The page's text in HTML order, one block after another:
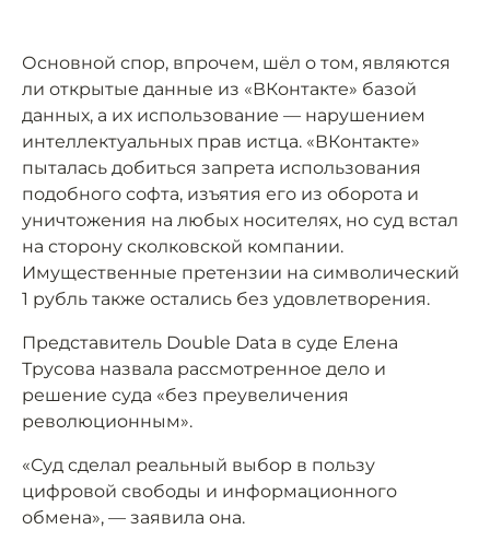
Основной спор, впрочем, шёл о том, являются
ли открытые данные из «ВКонтакте» базой
данных, а их использование — нарушением
интеллектуальных прав истца. «ВКонтакте»
пыталась добиться запрета использования
подобного софта, изъятия его из оборота и
уничтожения на любых носителях, но суд встал
на сторону сколковской компании.
Имущественные претензии на символический
1 рубль также остались без удовлетворения.
Представитель Double Data в суде Елена
Трусова назвала рассмотренное дело и
решение суда «без преувеличения
революционным».
«Суд сделал реальный выбор в пользу
цифровой свободы и информационного
обмена», — заявила она.